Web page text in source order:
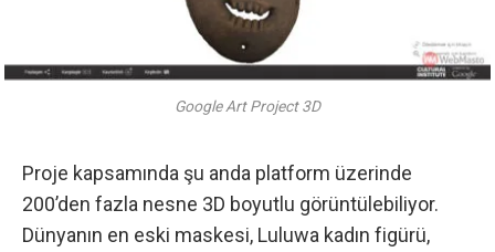
Google Art Project 3D
Proje kapsamında şu anda platform üzerinde
200’den fazla nesne 3D boyutlu görüntülebiliyor.
Dünyanın en eski maskesi, Luluwa kadın figürü,